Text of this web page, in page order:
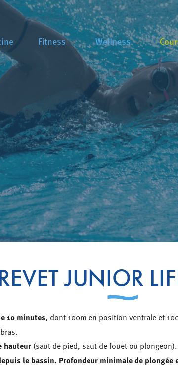
Fitness Wellness
JUNIOR
10 minutes, dont 100m en position ventrale et
hauteur(saut de pied, saut de fouet ou plongeon).
le bassin. Profondeur minimale de plongée